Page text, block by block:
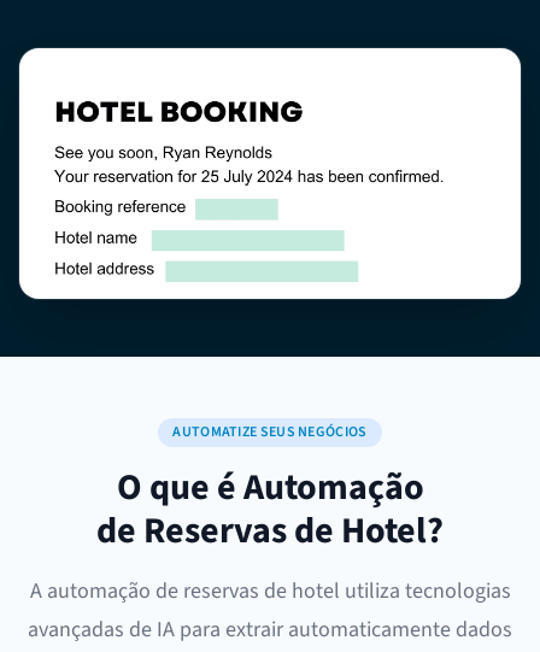
AUTOMATIZE SEUS NEGÓCIOS
O que é Automação
de Reservas de Hotel?
A automação de reservas de hotel utiliza tecnologias
avançadas de IA para extrair automaticamente dados